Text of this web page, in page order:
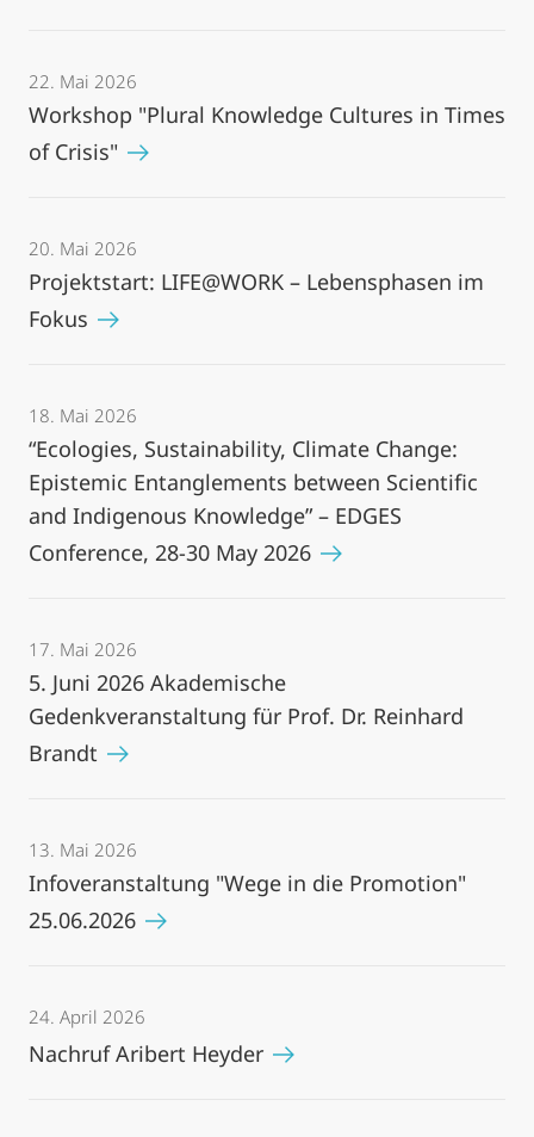
22. Mai 2026
Workshop "Plural Knowledge Cultures in Times
of Crisis"
20. Mai 2026
Projektstart: LIFE@WORK – Lebensphasen im
Fokus
18. Mai 2026
“Ecologies, Sustainability, Climate Change:
Epistemic Entanglements between Scientific
and Indigenous Knowledge” – EDGES
Conference, 28-30 May 2026
17. Mai 2026
5. Juni 2026 Akademische
Gedenkveranstaltung für Prof. Dr. Reinhard
Brandt
13. Mai 2026
Infoveranstaltung "Wege in die Promotion"
25.06.2026
24. April 2026
Nachruf Aribert Heyder